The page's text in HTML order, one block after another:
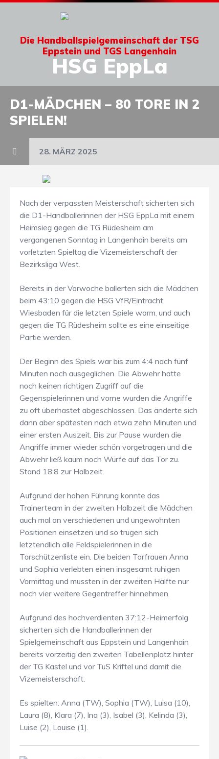
Die Handballspielgemeinschaft der TSG
Eppstein und TGS Langenhain
HSG EppLa
D1-MÄDCHEN – 80 TORE IN 2
SPIELEN!
28. MÄRZ 2025
Nach der verpassten Meisterschaft sicherten sich
die D1-Handballerinnen der HSG EppLa mit einem
Heimsieg gegen die TG Rüdesheim am
vergangenen Sonntag in Langenhain bereits am
vorletzten Spieltag die Vizemeisterschaft der
Bezirksliga West.
Bereits in der Vorwoche ballerten sich die Mädchen
beim 43:10 gegen die HSG VfR/Eintracht
Wiesbaden für die letzten Spiele warm, und auch
gegen die TG Rüdesheim sollte es eine einseitige
Partie werden.
Der Beginn des Spiels war bis zum 4:4 nach fünf
Minuten noch ausgeglichen. Die Abwehr hatte
noch keinen richtigen Zugriff auf die
Gegenspielerinnen und vorne wurden die Angriffe
zu oft überhastet abgeschlossen. Das änderte sich
dann aber spätesten nach etwa zehn Minuten und
einer ersten Auszeit. Bis zur Pause wurden die
Angriffe immer wieder schön vorgetragen und die
Abwehr ließ kaum noch Würfe auf das Tor zu.
Stand 18:8 zur Halbzeit.
Aufgrund der hohen Führung konnte das
Trainerteam in der zweiten Halbzeit die Mädchen
auch mal an verschiedenen und ungewohnten
Positionen einsetzen und so trugen sich
letztendlich alle Feldspielerinnen in die
Torschützenliste ein. Die beiden Torfrauen Anna
und Sophia verlebten einen insgesamt ruhigen
Vormittag und mussten in der zweiten Hälfte nur
noch vier weitere Gegentreffer hinnehmen.
Aufgrund des hochverdienten 37:12-Heimerfolg
sicherten sich die Handballerinnen der
Spielgemeinschaft aus Eppstein und Langenhain
bereits vorzeitig den zweiten Tabellenplatz hinter
der TG Kastel und vor TuS Kriftel und damit die
Vizemeisterschaft.
Es spielten: Anna (TW), Sophia (TW), Luisa (10),
Laura (8), Klara (7), Ina (3), Isabel (3), Kelinda (3),
Luise (2), Louise (1).